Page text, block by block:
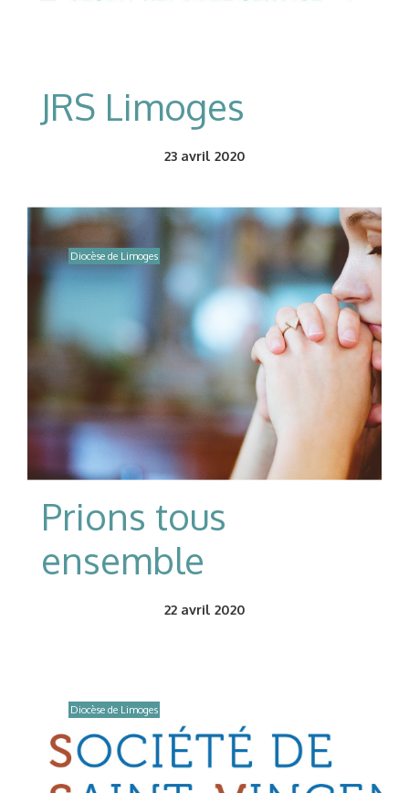
JRS Limoges
23avril 2020
Diocèse de Limoges
Prions tous
ensemble
22avril 2020
Diocèse de Limoges